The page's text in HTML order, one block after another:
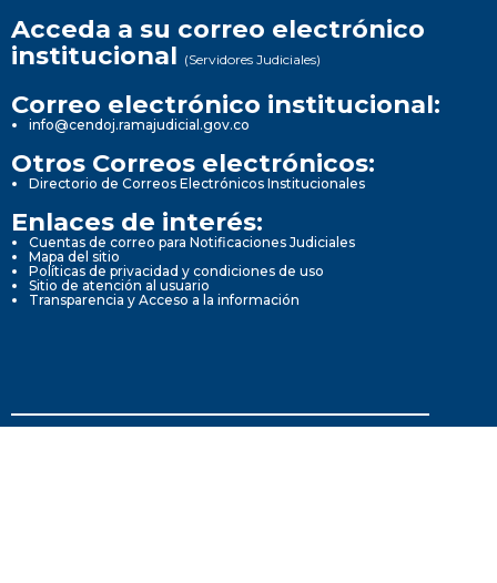
Acceda a su correo electrónico
institucional (Servidores Judiciales)
Correo electrónico institucional:
info@cendoj.ramajudicial.gov.co
Otros Correos electrónicos:
Directorio de Correos Electrónicos Institucionales
Enlaces de interés:
Cuentas de correo para Notificaciones Judiciales
Mapa del sitio
Políticas de privacidad y condiciones de uso
Sitio de atención al usuario
Transparencia y Acceso a la información